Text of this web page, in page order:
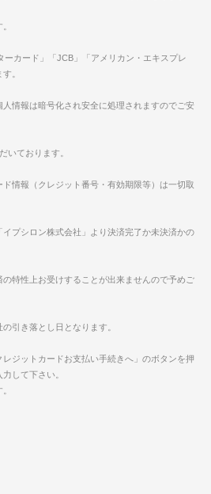
ーカード」「JCB」「アメリカン・エキスプレ
。
情報は暗号化され安全に処理されますのでご安
いております。
情報（クレジット番号・有効期限等）は一切取
プシロン株式会社」より決済完了か未決済かの
特性上お受けすることが出来ませんので予めご
引き落とし日となります。
ジットカードお支払い手続きへ」のボタンを押
して下さい。